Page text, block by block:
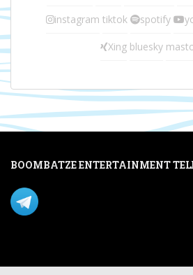
instagram tiktok spotify
Xing bluesky
BOOMBATZE ENTERTAINMENT